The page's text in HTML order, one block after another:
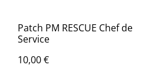
Patch PM RESCUE Chef de
Service
10,00 €